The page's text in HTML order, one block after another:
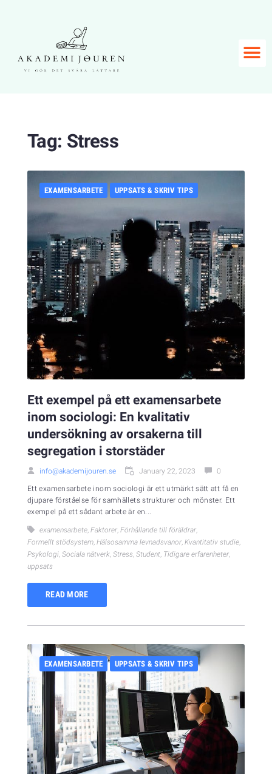
Tag: Stress
EXAMENSARBETE UPPSATS & SKRIV TIPS
Ett exempel på ett examensarbete
inom sociologi: En kvalitativ
undersökning av orsakerna till
segregation i storstäder
info@akademijouren.se January 22, 2023 0
Ett examensarbete inom sociologi är ett utmärkt sätt att få en
djupare förståelse för samhällets strukturer och mönster. Ett
exempel på ett sådant arbete är en...
examensarbete Faktorer Förhållande till föräldrar
Formellt stödsystem Hälsosamma levnadsvanor Kvantitativ studie
Psykologi Sociala nätverk Stress Student Tidigare erfarenheter
uppsats
READ MORE
EXAMENSARBETE UPPSATS & SKRIV TIPS